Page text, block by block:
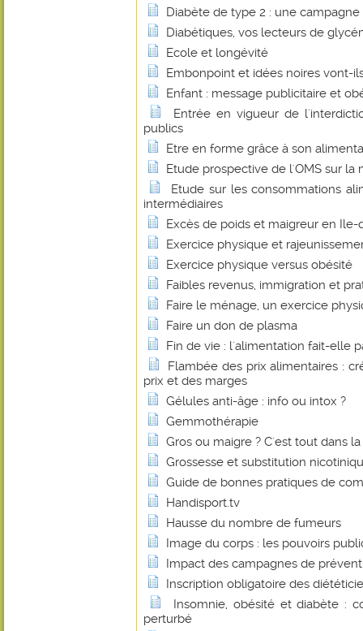
Diabète de type 2 : une
Diabétiques, vos lecteurs de
Ecole et longévité
Embonpoint et idées noires vont-
Enfant : message publicitaire et
Entrée en vigueur de
publics
Etre en forme grâce à son
Etude prospective de l'OMS sur la
Etude sur les consommations
intermédiaires
Excès de poids et maigreur en Ile-
Exercice physique et
Exercice physique versus obésité
Faibles revenus, immigration et
Faire le ménage, un exercice
Faire un don de plasma
Fin de vie : l'alimentation fait-elle
Flambée des prix alimentaires :
prix et des marges
Gélules anti-âge : info ou intox ?
Gemmothérapie
Gros ou maigre ? C'est tout dans la
Grossesse et substitution
Guide de bonnes pratiques de
Handisport.tv
Hausse du nombre de fumeurs
Image du corps : les pouvoirs
Impact des campagnes de
Inscription obligatoire des
Insomnie, obésité et diabète :
perturbé